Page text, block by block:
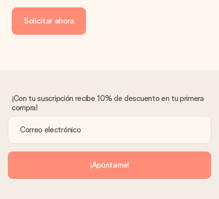
de crédito o transferencia bancaria. En caso de elegir
transferencia bancaria, ten en cuenta 3 días adicionales para la
entrega de tu regalo.
asunto contigo. Ponte en contacto con nuestro equipo de
atención al cliente por teléfono, correo electrónico o chat y
buscaremos una solución adecuada para ti.
¿Se envía la factura junto con el pedido?
La factura y cualquier otra información relativa a tu regalo se
enviará únicamente por correo electrónico. El regalo se enviará
sin ninguna información adicional Así, evitaremos que la
persona que recibe el regalo la vea. ¡No le enviaremos nada
más que su increíble regalo! ¿Quieres que sepa quién se lo
Solicitar ahora
¡Con tu suscripción recibe 10% de descuento en tu primera
compra!
¡Apúntame!